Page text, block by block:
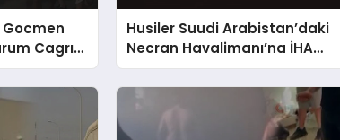
Gocmen
Cagrısı
Husiler Suudi Arabistan’daki
Necran Havalimanı’na İHA
Saldırısı Düzenledi